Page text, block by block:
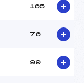
165
76
99